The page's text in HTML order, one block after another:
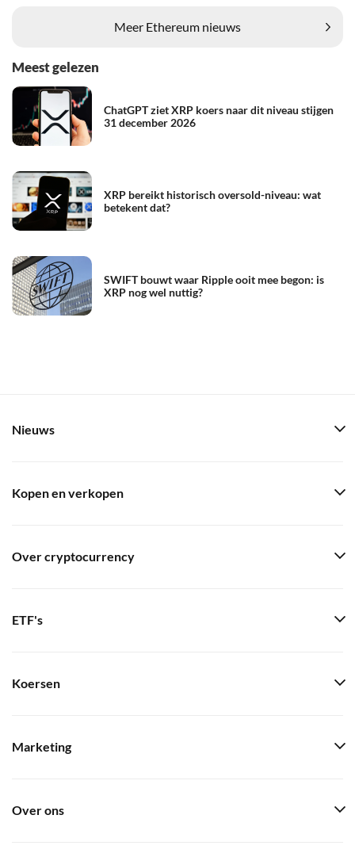
Meer Ethereum nieuws
Meest gelezen
ChatGPT ziet XRP koers naar dit niveau stijgen
31 december 2026
XRP bereikt historisch oversold-niveau: wat
betekent dat?
SWIFT bouwt waar Ripple ooit mee begon: is
XRP nog wel nuttig?
Nieuws
Kopen en verkopen
Over cryptocurrency
ETF's
Koersen
Marketing
Over ons